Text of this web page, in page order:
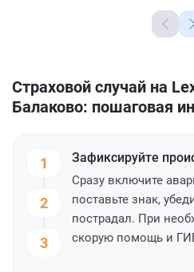
Страховой случай на
Балаково: пошаговая
1
2
3
Зафиксируйте
Сразу включите
поставьте знак,
пострадал. При
скорую помощь и